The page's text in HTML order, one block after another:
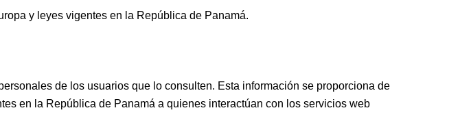
y leyes vigentes en la República de Panamá.
de los usuarios que lo consulten. Esta información se proporciona de
en la República de Panamá a quienes interactúan con los servicios web